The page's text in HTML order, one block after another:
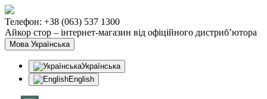
Телефон: +38 (063) 537 1300
Айкор стор – інтернет-магазин від офіційного дистриб’ютора
Мова Українська
Українська
English